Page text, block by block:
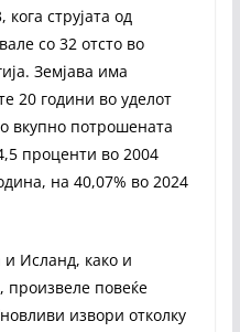
струјата од
со 32 отсто во
Земјава има
20 години во уделот
вкупно потрошената
проценти во 2004
на 40,07% во 2024
Исланд, како и
произвеле повеќе
извори отколку